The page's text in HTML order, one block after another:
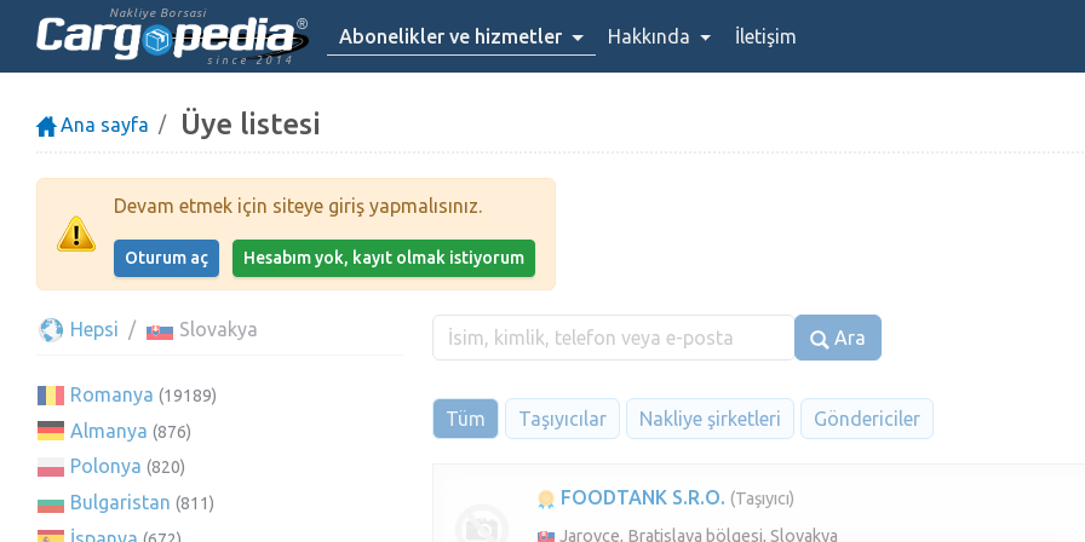
Nakliye Borsasi
since 2014
Abonelikler ve hizmetler Hakkında İletişim
Ana sayfa Üye listesi
Devam etmek için siteye giriş yapmalısınız.
Oturum aç Hesabım yok, kayıt olmak istiyorum
Hepsi Slovakya
Romanya (19189)
Almanya (876)
Polonya (820)
Bulgaristan (811)
Ara
Tüm Taşıyıcılar Nakliye şirketleri Göndericiler
FOODTANK S.R.O. (Taşıyıcı)
Jarovce, Bratislava bölgesi, Slovakya